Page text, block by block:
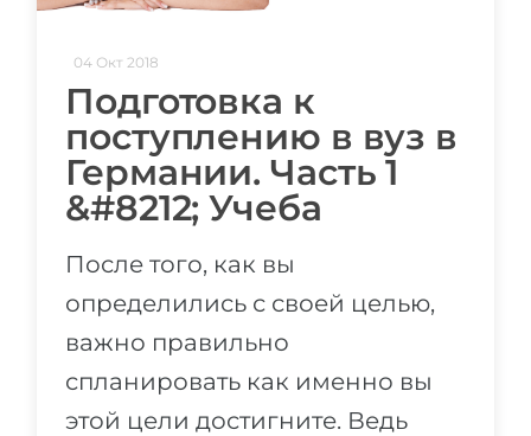
04 Окт 2018
Подготовка к
поступлению в вуз в
Германии. Часть 1
&#8212; Учеба
После того, как вы
определились с своей целью,
важно правильно
спланировать как именно вы
этой цели достигните. Ведь